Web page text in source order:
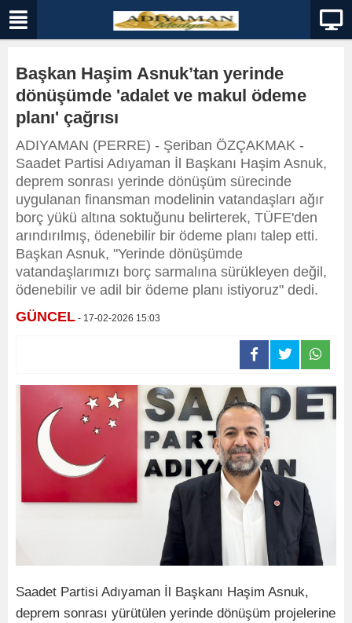
Başkan Haşim Asnuk’tan yerinde
dönüşümde 'adalet ve makul ödeme
planı' çağrısı
ADIYAMAN (PERRE) - Şeriban ÖZÇAKMAK -
Saadet Partisi Adıyaman İl Başkanı Haşim Asnuk,
deprem sonrası yerinde dönüşüm sürecinde
uygulanan finansman modelinin vatandaşları ağır
borç yükü altına soktuğunu belirterek, TÜFE'den
arındırılmış, ödenebilir bir ödeme planı talep etti.
Başkan Asnuk, "Yerinde dönüşümde
vatandaşlarımızı borç sarmalına sürükleyen değil,
ödenebilir ve adil bir ödeme planı istiyoruz" dedi.
GÜNCEL - 17-02-2026 15:03
Saadet Partisi Adıyaman İl Başkanı Haşim Asnuk,
deprem sonrası yürütülen yerinde dönüşüm projelerine